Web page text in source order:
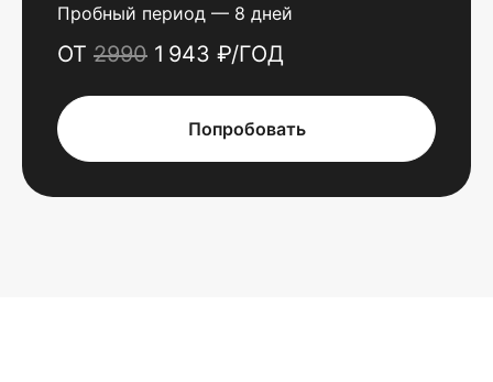
Пробный период — 8 дней
ОТ 2990 1 943 ₽/ГОД
Попробовать